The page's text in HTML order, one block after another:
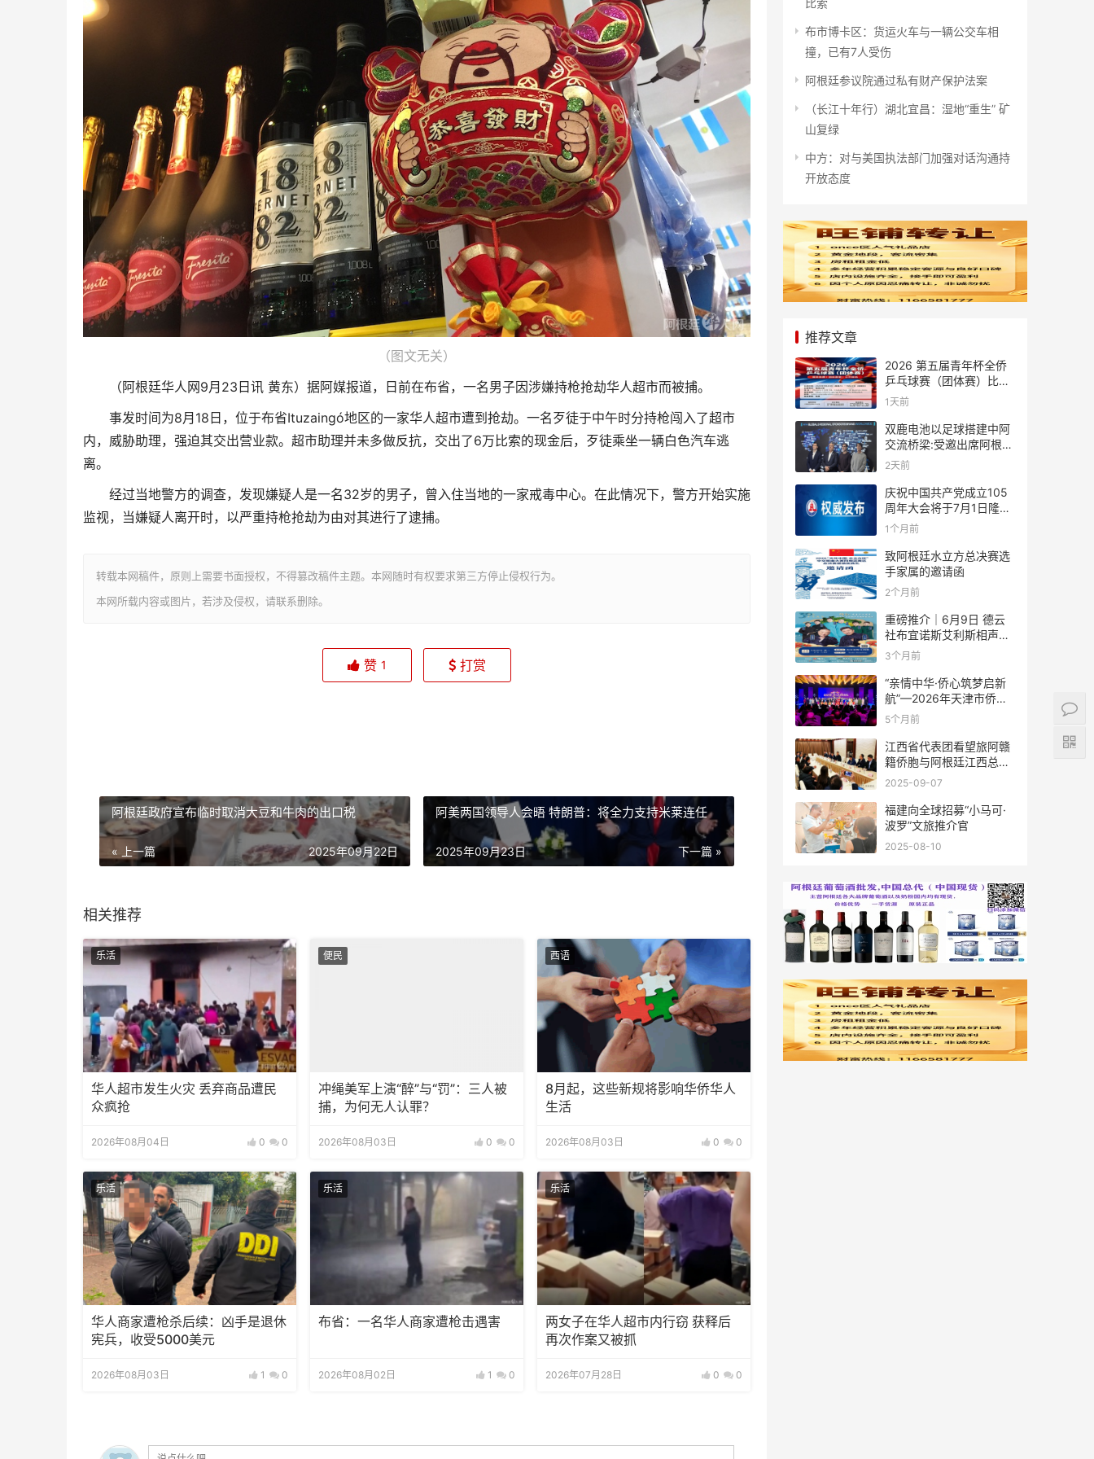
（图文无关）
（阿根廷华人网9月23日讯 黄东）据阿媒报道，日前在布省，一名男子因涉嫌持枪抢劫华人超市而被捕。
事发时间为8月18日，位于布省Ituzaingó地区的一家华人超市遭到抢劫。一名歹徒于中午时分持枪闯入了超市
内，威胁助理，强迫其交出营业款。超市助理并未多做反抗，交出了6万比索的现金后，歹徒乘坐一辆白色汽车逃
离。
经过当地警方的调查，发现嫌疑人是一名32岁的男子，曾入住当地的一家戒毒中心。在此情况下，警方开始实施
监视，当嫌疑人离开时，以严重持枪抢劫为由对其进行了逮捕。
转载本网稿件，原则上需要书面授权，不得篡改稿件主题。本网随时有权要求第三方停止侵权行为。
本网所载内容或图片，若涉及侵权，请联系删除。
赞 1 打赏
阿根廷政府宣布临时取消大豆和牛肉的出口税
« 上一篇 2025年09月22日
阿美两国领导人会晤 特朗普：将全力支持米莱连任
下一篇 »
2025年09月23日
相关推荐
乐活
华人超市发生火灾 丢弃商品遭民
众疯抢
2026年08月04日 0 0
便民
冲绳美军上演“醉”与“罚”：三人被
捕，为何无人认罪？
2026年08月03日 0 0
西语
8月起，这些新规将影响华侨华人
生活
2026年08月03日 0 0
乐活
华人商家遭枪杀后续：凶手是退休
宪兵，收受5000美元
2026年08月03日 1 0
乐活
布省：一名华人商家遭枪击遇害
2026年08月02日 1 0
乐活
两女子在华人超市内行窃 获释后
再次作案又被抓
2026年07月28日 0 0
比索
布市博卡区：货运火车与一辆公交车相
撞，已有7人受伤
阿根廷参议院通过私有财产保护法案
（长江十年行）湖北宜昌：湿地“重生” 矿
山复绿
中方：对与美国执法部门加强对话沟通持
开放态度
推荐文章
2026 第五届青年杯全侨
乒乓球赛（团体赛）比赛
规则
1天前
双鹿电池以足球搭建中阿
交流桥梁:受邀出席阿根廷
足协赞助商招待会！
2天前
庆祝中国共产党成立105
周年大会将于7月1日隆重
举行
1个月前
致阿根廷水立方总决赛选
手家属的邀请函
2个月前
重磅推介｜6月9日 德云
社布宜诺斯艾利斯相声专
场！国风曲艺邂逅南美风
结！
3个月前
“亲情中华·侨心筑梦启新
航”—2026年天津市侨界
新春联谊活动成功举办
5个月前
江西省代表团看望旅阿赣
籍侨胞与阿根廷江西总商
会座谈
2025-09-07
福建向全球招募“小马可·
波罗”文旅推介官
2025-08-10